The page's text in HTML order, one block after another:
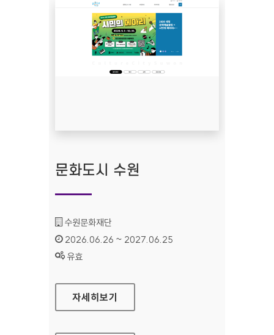
문화도시 수원
기관명 :
수원문화재단
인증기간 :
2026.06.26 ~ 2027.06.25
상태 :
유효
문화도시 수원
자세히보기